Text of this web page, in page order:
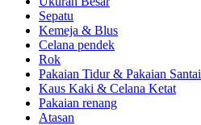
Sepatu
Kemeja & Blus
Celana pendek
Rok
Pakaian Tidur & Pakaian Santai
Kaus Kaki & Celana Ketat
Pakaian renang
Atasan